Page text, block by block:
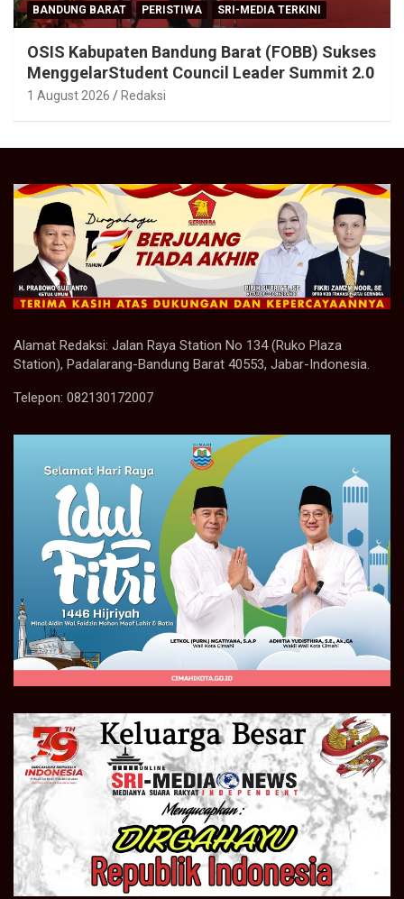
BANDUNG BARAT PERISTIWA SRI-MEDIA TERKINI
OSIS Kabupaten Bandung Barat (FOBB) Sukses
MenggelarStudent Council Leader Summit 2.0
1 August 2026 Redaksi
Alamat Redaksi: Jalan Raya Station No 134 (Ruko Plaza
Station), Padalarang-Bandung Barat 40553, Jabar-Indonesia.
Telepon: 082130172007